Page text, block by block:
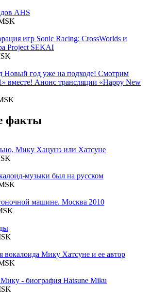
AHS
игр Sonic Racing: CrossWorlds и
Project SEKAI
Новый год уже на подходе! Смотрим
вместе! Анонс трансляции «Happy New
факты
Мику Хацунэ или Хатсуне
музыки был на русском
машине. Москва 2010
вокалоида Мику Хатсуне и ее автор
Мику - биография Hatsune Miku